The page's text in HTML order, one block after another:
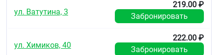
ул. Ватутина, 3
219.00 ₽
Забронировать
ул. Химиков, 40
222.00 ₽
Забронировать